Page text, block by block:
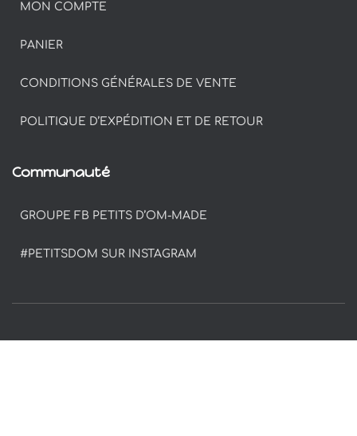
MON COMPTE
PANIER
CONDITIONS GÉNÉRALES DE VENTE
POLITIQUE D’EXPÉDITION ET DE RETOUR
Communauté
GROUPE FB PETITS D’OM-MADE
#PETITSDOM SUR INSTAGRAM